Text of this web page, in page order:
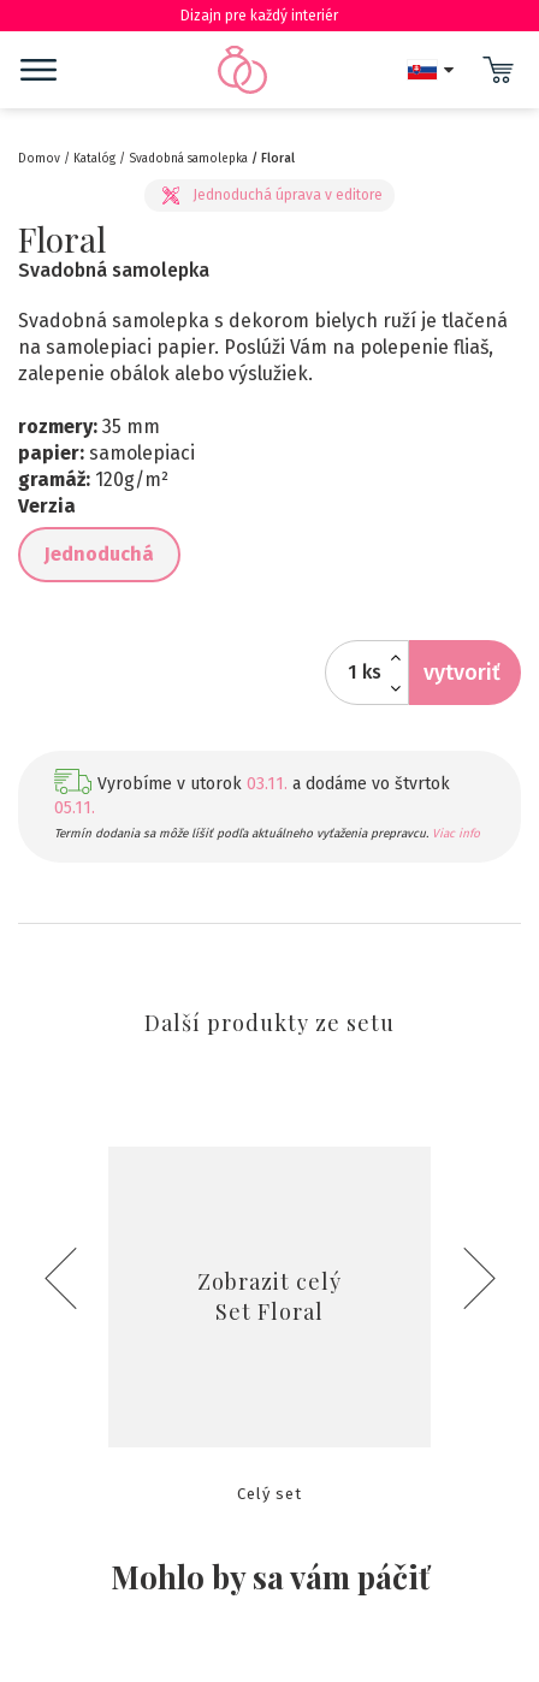
Dizajn pre každý interiér
Domov Katalóg Svadobná samolepka Floral
Floral
Svadobná samolepka
Svadobná samolepka s dekorom bielych ruží je tlačená
na samolepiaci papier. Poslúži Vám na polepenie fliaš,
zalepenie obálok alebo výslužiek.
rozmery: 35 mm
papier: samolepiaci
gramáž: 120g/m²
Verzia
Jednoduchá
ks vytvoriť
Vyrobíme v utorok 03.11. a dodáme vo štvrtok
05.11.
Termín dodania sa môže líšiť podľa aktuálneho vyťaženia prepravcu. Viac info
Další produkty ze setu
Zobrazit celý
Set Floral
Celý set
Mohlo by sa vám páčiť